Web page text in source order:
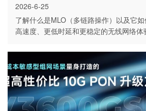
2026-6-25
了解什么是MLO（多链路操作）以及它
高速度、更低时延和更稳定的无线网络体